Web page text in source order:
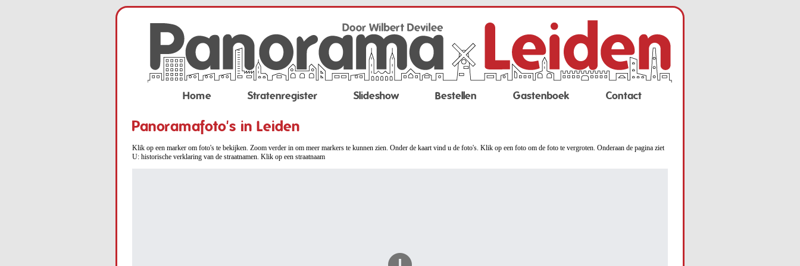
Home Stratenregister Slideshow Bestellen Gastenboek Contact
Panoramafoto's in Leiden
Klik op een marker om foto's te bekijken. Zoom verder in om meer markers te kunnen zien. Onder de kaart vind u de foto's. Klik op een foto om de foto te vergroten. Onderaan de pagina ziet
U: historische verklaring van de straatnamen. Klik op een straatnaam